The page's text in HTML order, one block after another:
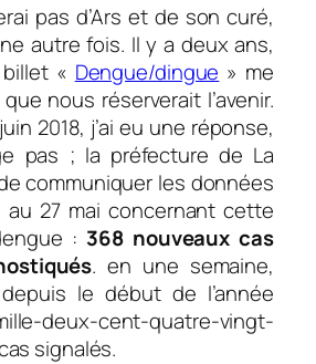
pas d’Ars et de son curé,
autre fois. Il y a deux ans,
billet « Dengue/dingue » me
nous réserverait l’avenir.
2018, j’ai eu une réponse,
pas ; la préfecture de La
communiquer les données
au 27 mai concernant cette
: 368 nouveaux cas
. en une semaine,
le début de l’année
deux-cent-quatre-vingt-
signalés.